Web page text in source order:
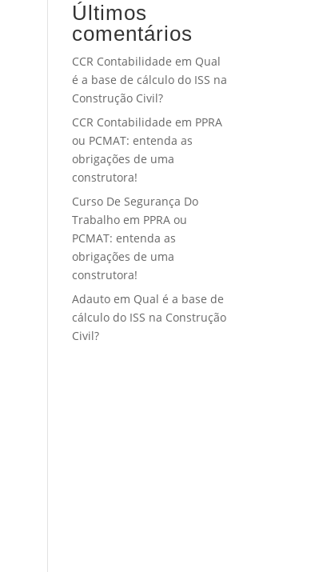
Últimos
comentários
CCR Contabilidade em Qual
é a base de cálculo do ISS na
Construção Civil?
CCR Contabilidade em PPRA
ou PCMAT: entenda as
obrigações de uma
construtora!
Curso De Segurança Do
Trabalho em PPRA ou
PCMAT: entenda as
obrigações de uma
construtora!
Adauto em Qual é a base de
cálculo do ISS na Construção
Civil?